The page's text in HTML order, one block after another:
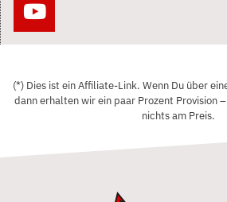
(*) Dies ist ein Affiliate-Link. Wenn Du über
dann erhalten wir ein paar Prozent Provision
nichts am Preis.